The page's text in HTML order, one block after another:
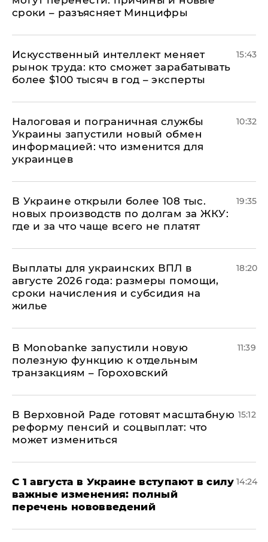
сроки – разъясняет Минцифры
Искусственный интеллект меняет
рынок труда: кто сможет зарабатывать
более $100 тысяч в год – эксперты
15:43
Налоговая и пограничная службы
Украины запустили новый обмен
информацией: что изменится для
украинцев
10:32
В Украине открыли более 108 тыс.
новых производств по долгам за ЖКУ:
где и за что чаще всего не платят
19:35
Выплаты для украинских ВПЛ в
августе 2026 года: размеры помощи,
сроки начисления и субсидия на
жилье
18:20
В Мonobankе запустили новую
полезную функцию к отдельным
транзакциям – Гороховский
11:39
В Верховной Раде готовят масштабную
реформу пенсий и соцвыплат: что
может измениться
15:12
С 1 августа в Украине вступают в силу
важные изменения: полный
перечень нововведений
14:24